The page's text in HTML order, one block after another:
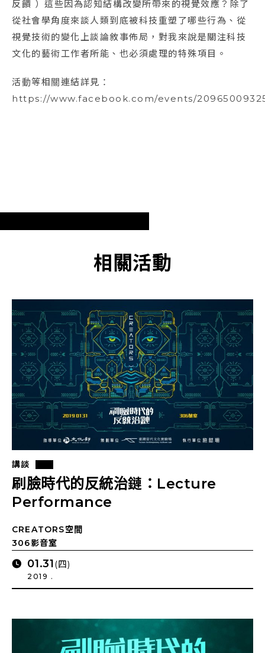
反饋 ）這些因為認知結構改變所帶來的視覺效應？除了
從社會學角度來談人類到底被科技重塑了哪些行為、從
視覺技術的變化上談論敘事佈局，對我來說是關注科技
文化的藝術工作者所能、也必須處理的特殊項目。
活動等相關連結詳見：
https://www.facebook.com/events/
相關活動
講談
刷臉時代的反統治鏈：Lecture
Performance
CREATORS空間
306影音室
01.31(四)
2019 .